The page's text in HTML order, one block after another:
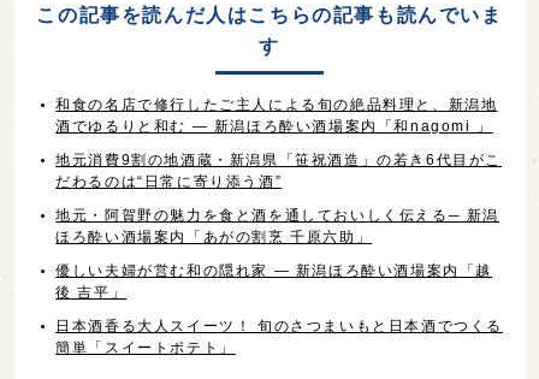
この記事を読んだ人はこちらの記事も読んでいま
す
和食の名店で修行したご主人による旬の絶品料理と、新潟地
酒でゆるりと和む ― 新潟ほろ酔い酒場案内「和nagomi 」
地元消費9割の地酒蔵・新潟県「笹祝酒造」の若き6代目がこ
だわるのは“日常に寄り添う酒”
地元・阿賀野の魅力を食と酒を通しておいしく伝える─ 新潟
ほろ酔い酒場案内「あがの割烹 千原六助」
優しい夫婦が営む和の隠れ家 ― 新潟ほろ酔い酒場案内「越
後 吉平」
日本酒香る大人スイーツ！ 旬のさつまいもと日本酒でつくる
簡単「スイートポテト」